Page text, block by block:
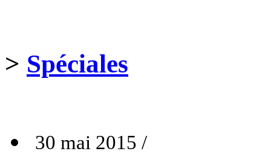
> Spéciales
30 mai 2015 /